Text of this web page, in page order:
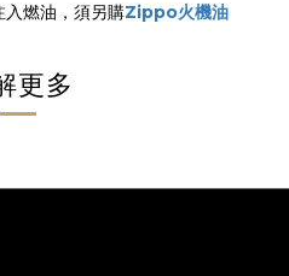
燃油，須另購Zippo火機油
更多